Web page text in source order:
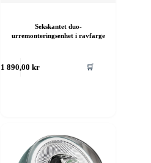
Sekskantet duo-
urremonteringsenhet i ravfarge
1 890,00kr 🛒